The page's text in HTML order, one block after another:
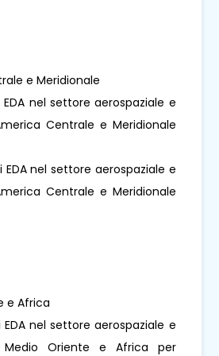
e Meridionale
EDA nel settore aerospaziale e
Centrale e Meridionale
EDA nel settore aerospaziale e
Centrale e Meridionale
e Africa
EDA nel settore aerospaziale e
Oriente e Africa per